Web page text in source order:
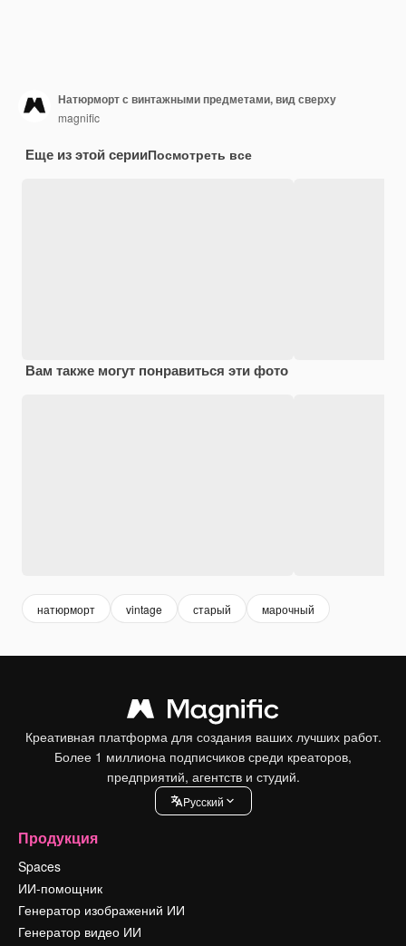
Натюрморт с винтажными предметами, вид сверху
magnific
Еще из этой серииПосмотреть все
Вам также могут понравиться эти фото
натюрморт vintage старый марочный
Креативная платформа для создания ваших лучших работ.
Более 1 миллиона подписчиков среди креаторов,
предприятий, агентств и студий.
Pусский
Продукция
Spaces
ИИ-помощник
Генератор изображений ИИ
Генератор видео ИИ